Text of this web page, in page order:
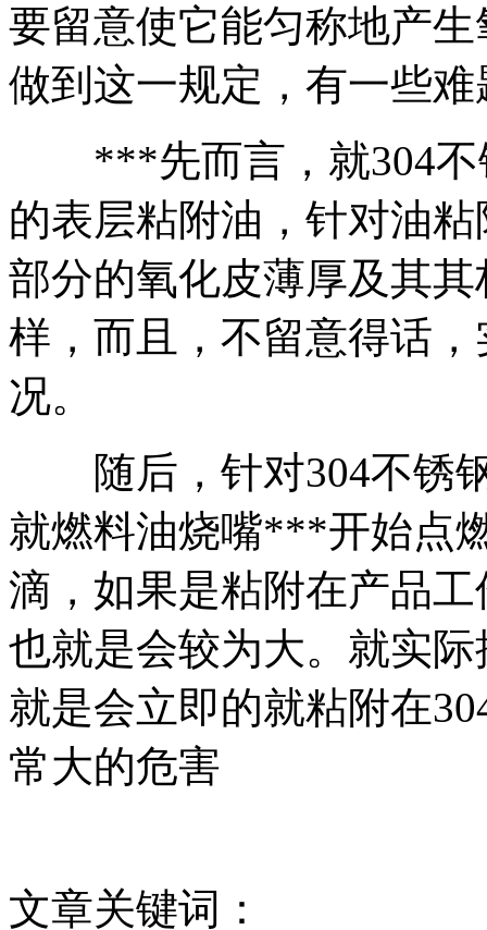
要留意使它能匀称地产
做到这一规定，有一些
***先而言，就304不
的表层粘附油，针对油
部分的氧化皮薄厚及其
样，而且，不留意得话
况。
随后，针对304不锈钢
就燃料油烧嘴***开始点
滴，如果是粘附在产品
也就是会较为大。就实
就是会立即的就粘附在
常大的危害
文章关键词：